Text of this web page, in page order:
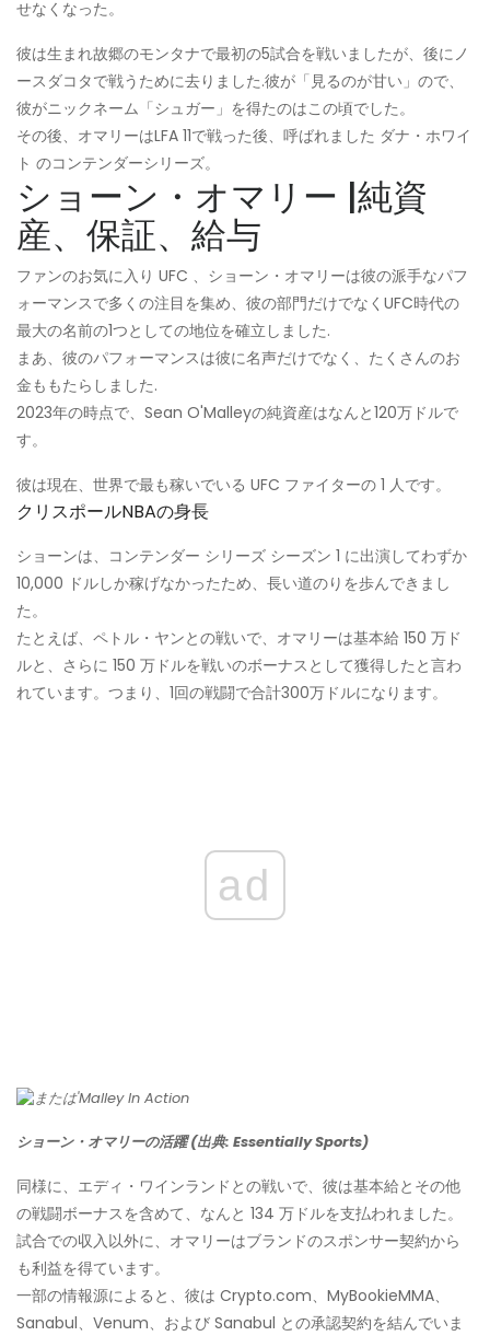
せなくなった。
彼は生まれ故郷のモンタナで最初の5試合を戦いましたが、後にノ
ースダコタで戦うために去りました.彼が「見るのが甘い」ので、
彼がニックネーム「シュガー」を得たのはこの頃でした。
その後、オマリーはLFA 11で戦った後、呼ばれました ダナ・ホワイ
ト のコンテンダーシリーズ。
ショーン・オマリー |純資
産、保証、給与
ファンのお気に入り UFC 、ショーン・オマリーは彼の派手なパフ
ォーマンスで多くの注目を集め、彼の部門だけでなくUFC時代の
最大の名前の1つとしての地位を確立しました.
まあ、彼のパフォーマンスは彼に名声だけでなく、たくさんのお
金ももたらしました.
2023年の時点で、Sean O'Malleyの純資産はなんと120万ドルで
す。
彼は現在、世界で最も稼いでいる UFC ファイターの 1 人です。
クリスポールNBAの身長
ショーンは、コンテンダー シリーズ シーズン 1 に出演してわずか
10,000 ドルしか稼げなかったため、長い道のりを歩んできまし
た。
たとえば、ペトル・ヤンとの戦いで、オマリーは基本給 150 万ド
ルと、さらに 150 万ドルを戦いのボーナスとして獲得したと言わ
れています。つまり、1回の戦闘で合計300万ドルになります。
ad
ショーン・オマリーの活躍 (出典: Essentially Sports)
同様に、エディ・ワインランドとの戦いで、彼は基本給とその他
の戦闘ボーナスを含めて、なんと 134 万ドルを支払われました。
試合での収入以外に、オマリーはブランドのスポンサー契約から
も利益を得ています。
一部の情報源によると、彼は Crypto.com、MyBookieMMA、
Sanabul、Venum、および Sanabul との承認契約を結んでいま